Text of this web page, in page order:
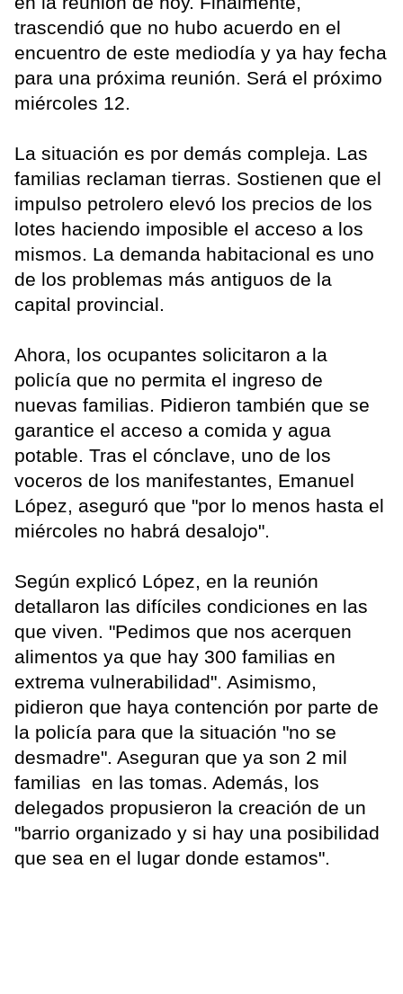
trascendió que no hubo acuerdo en el
encuentro de este mediodía y ya hay fecha
para una próxima reunión. Será el próximo
miércoles 12.
La situación es por demás compleja. Las
familias reclaman tierras. Sostienen que el
impulso petrolero elevó los precios de los
lotes haciendo imposible el acceso a los
mismos. La demanda habitacional es uno
de los problemas más antiguos de la
capital provincial.
Ahora, los ocupantes solicitaron a la
policía que no permita el ingreso de
nuevas familias. Pidieron también que se
garantice el acceso a comida y agua
potable. Tras el cónclave, uno de los
voceros de los manifestantes, Emanuel
López, aseguró que "por lo menos hasta el
miércoles no habrá desalojo".
Según explicó López, en la reunión
detallaron las difíciles condiciones en las
que viven. "Pedimos que nos acerquen
alimentos ya que hay 300 familias en
extrema vulnerabilidad". Asimismo,
pidieron que haya contención por parte de
la policía para que la situación "no se
desmadre". Aseguran que ya son 2 mil
familias en las tomas. Además, los
delegados propusieron la creación de un
"barrio organizado y si hay una posibilidad
que sea en el lugar donde estamos".